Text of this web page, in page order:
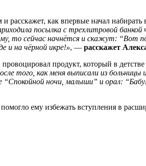
как впервые начал набирать
посылка с трехлитровой
то сейчас начнётся и скажут:
и на чёрной икре!», — расскажет
продукт, который в
того, как меня выписали из больницы
ночи, малыши” и орал:
ему избежать вступления в